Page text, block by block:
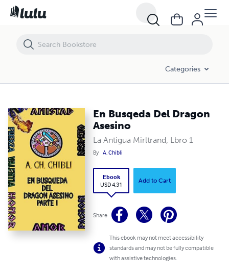
Categories
En Busqeda Del Dragon
Asesino
La Antigua Mirltrand, Lbro 1
By A. Chibli
Ebook
USD 4.31
Add to Cart
Share
This ebook may not meet accessibility
standards and may not be fully compatible
with assistive technologies.
En Busqeda Del Dragon Asesino